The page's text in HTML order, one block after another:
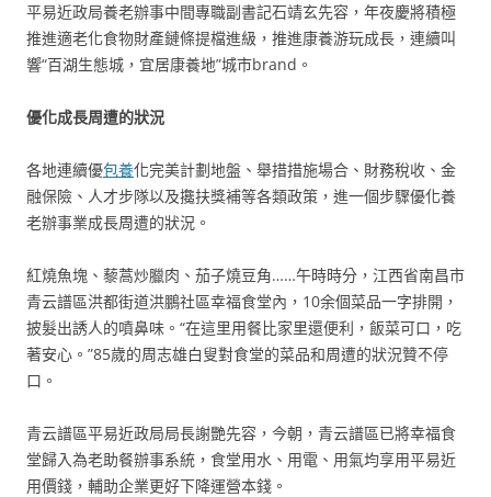
平易近政局養老辦事中間專職副書記石靖玄先容，年夜慶將積極
推進適老化食物財產鏈條提檔進級，推進康養游玩成長，連續叫
響“百湖生態城，宜居康養地”城市brand。
優化成長周遭的狀況
各地連續優包養化完美計劃地盤、舉措措施場合、財務稅收、金
融保險、人才步隊以及攙扶獎補等各類政策，進一個步驟優化養
老辦事業成長周遭的狀況。
紅燒魚塊、藜蒿炒臘肉、茄子燒豆角……午時時分，江西省南昌市
青云譜區洪都街道洪鵬社區幸福食堂內，10余個菜品一字排開，
披髮出誘人的噴鼻味。“在這里用餐比家里還便利，飯菜可口，吃
著安心。”85歲的周志雄白叟對食堂的菜品和周遭的狀況贊不停
口。
青云譜區平易近政局局長謝艷先容，今朝，青云譜區已將幸福食
堂歸入為老助餐辦事系統，食堂用水、用電、用氣均享用平易近
用價錢，輔助企業更好下降運營本錢。